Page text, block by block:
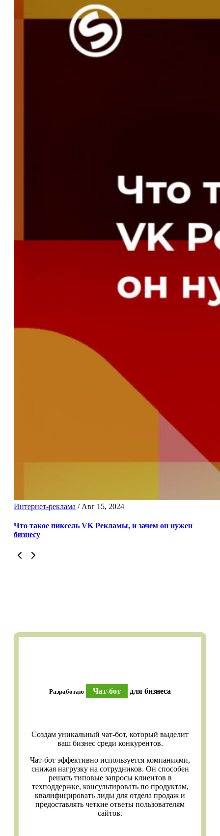
Интернет-реклама / Авг 15, 2024
Что такое пиксель VK Рекламы, и зачем он нужен
бизнесу
Разработаю Чат-бот для бизнеса
Создам уникальный чат-бот, который выделит
ваш бизнес среди конкурентов.
Чат-бот эффективно используется компаниями,
снижая нагрузку на сотрудников. Он способен
решать типовые запросы клиентов в
техподдержке, консультировать по продуктам,
квалифицировать лиды для отдела продаж и
предоставлять четкие ответы пользователям
сайтов.